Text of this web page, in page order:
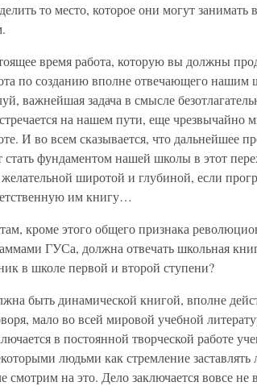
то место, которое они могут занимать
время работа, которую вы должны
по созданию вполне отвечающего нашим
важнейшая задача в смысле
на нашем пути, еще чрезвычайно
И во всем сказывается, что дальнейшее
стать фундаментом нашей школы в этот
широтой и глубиной, если
им книгу…
кроме этого общего признака
ГУСа, должна отвечать школьная
в школе первой и второй ступени?
быть динамической книгой, вполне
мало во всей мировой учебной
в постоянной творческой работе
людьми как стремление заставлять
на это. Дело заключается вовсе не